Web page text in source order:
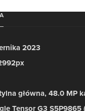
2023
główna, 48.0 MP
Tensor G3 S5P9865